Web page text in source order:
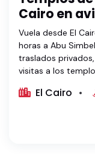
Cairo en
Vuela desde El
horas a Abu
traslados
visitas a los
El Cairo